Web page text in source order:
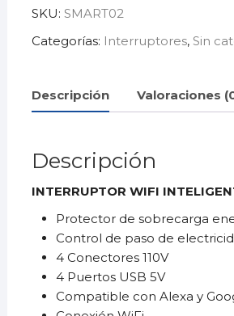
ConectoresSMART02
cantidad
SKU: SMART02
Categorías: Interruptores, Sin
Descripción Valoraciones
Descripción
INTERRUPTOR WIFI
Protector de sobrecarga
Control de paso de
4 Conectores 110V
4 Puertos USB 5V
Compatible con Alexa y